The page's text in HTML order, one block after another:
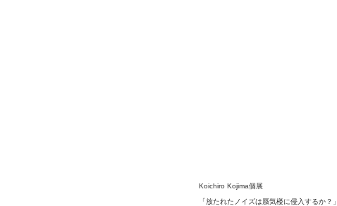
Koichiro Kojima個展
「放たれたノイズは蜃気楼に侵入するか？」